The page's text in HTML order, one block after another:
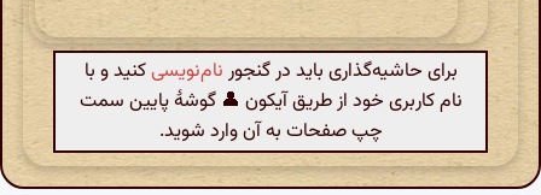
برای حاشیه‌گذاری باید در گنجور نام‌نویسیکنید و با
نام کاربری خود از طریق آیکون 👤 گوشهٔ پایین سمت
چپ صفحات به آن وارد شوید.